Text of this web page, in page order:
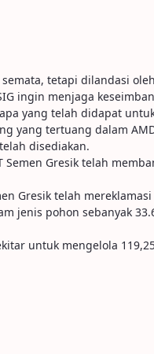
tetapi dilandasi
ingin menjaga
yang telah didapat
yang tertuang dalam
disediakan.
Gresik telah
Gresik telah
jenis pohon sebanyak
untuk mengelola